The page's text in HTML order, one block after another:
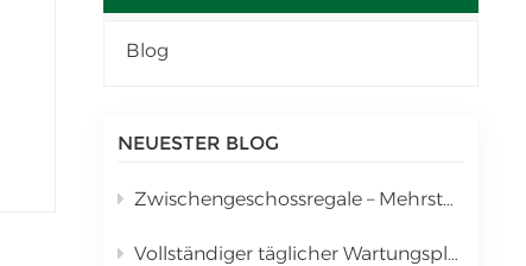
français
العربية
português
Blog
NEUESTER BLOG
Zwischengeschossregale – Mehrstufige vertikale Lagerlösung
Vollständiger täglicher Wartungsplan für das automatisierte Lager- und Kommissioniersystem (Regalstapler)